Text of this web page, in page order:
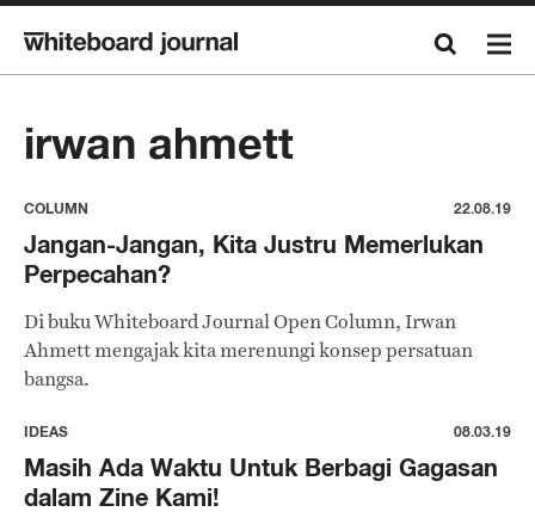
irwan ahmett
COLUMN 22.08.19
Jangan-Jangan, Kita Justru Memerlukan
Perpecahan?
Di buku Whiteboard Journal Open Column, Irwan
Ahmett mengajak kita merenungi konsep persatuan
bangsa.
IDEAS 08.03.19
Masih Ada Waktu Untuk Berbagi Gagasan
dalam Zine Kami!